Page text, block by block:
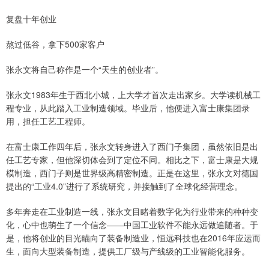
复盘十年创业
熬过低谷，拿下500家客户
张永文将自己称作是一个“天生的创业者”。
张永文1983年生于西北小城，上大学才首次走出家乡。大学读机械工
程专业，从此踏入工业制造领域。毕业后，他便进入富士康集团录
用，担任工艺工程师。
在富士康工作四年后，张永文转身进入了西门子集团，虽然依旧是出
任工艺专家，但他深切体会到了定位不同。相比之下，富士康是大规
模制造，西门子则是世界级高精密制造。正是在这里，张永文对德国
提出的“工业4.0”进行了系统研究，并接触到了全球化经营理念。
多年奔走在工业制造一线，张永文目睹着数字化为行业带来的种种变
化，心中也萌生了一个信念——中国工业软件不能永远做追随者。于
是，他将创业的目光瞄向了装备制造业，恒远科技也在2016年应运而
生，面向大型装备制造，提供工厂级与产线级的工业智能化服务。